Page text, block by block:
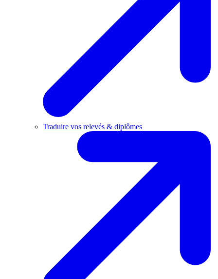
Traduire vos relevés & diplômes